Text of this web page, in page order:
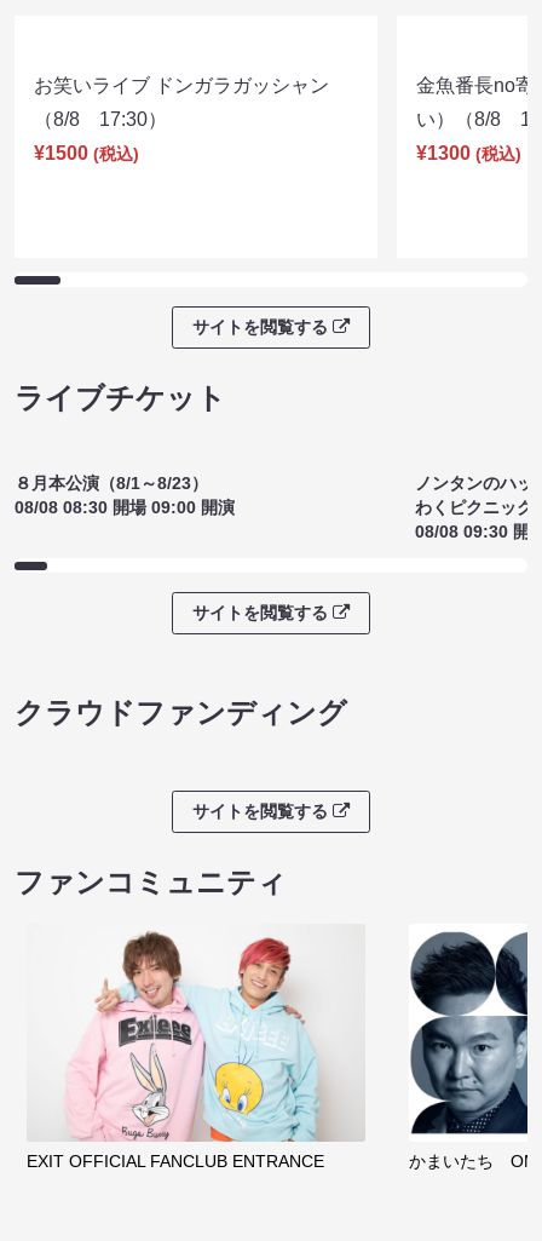
お笑いライブ ドンガラガッシャン
（8/8 17:30）
¥1500 (税込)
金魚番長no寄
い）（8/8
¥1300 (税込)
サイトを閲覧する
ライブチケット
８月本公演（8/1～8/23）
08/08 08:30 開場 09:00 開演
ノンタンのハッ
わくピクニック
08/08 09:30 開
サイトを閲覧する
クラウドファンディング
サイトを閲覧する
ファンコミュニティ
EXIT OFFICIAL FANCLUB ENTRANCE かまいたち